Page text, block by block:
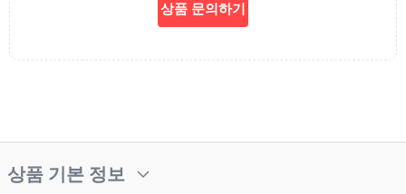
상품 문의하기
상품 기본 정보